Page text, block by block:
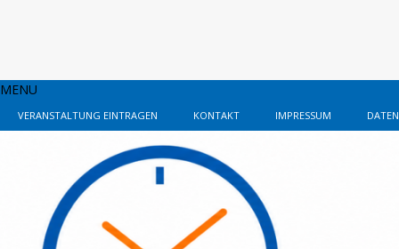
MENU
VERANSTALTUNG EINTRAGEN KONTAKT IMPRESSUM